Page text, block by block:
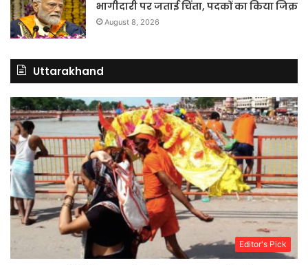
भागीदारी पर जताई चिंता, पदकों का किया जिक्र
August 8, 2026
Uttarakhand
Editor's Pick